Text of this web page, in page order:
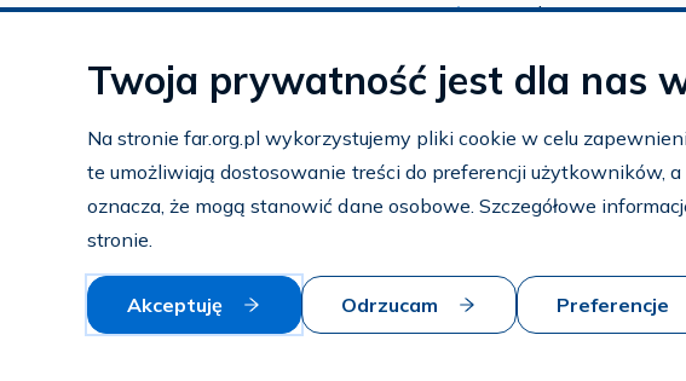
Profil FAR w serwisie Youtube
Profil FAR w serwisie Instagram
O Fundacji
Zakończone programy
Kontakt
Subkonto
Twoja prywatność jest dla nas
Na stronie far.org.pl wykorzystujemy pliki cookie w celu
te umożliwiają dostosowanie treści do preferencji użytkowników,
oznacza, że mogą stanowić dane osobowe. Szczegółowe
stronie.
Akceptuję Odrzucam Preferencje